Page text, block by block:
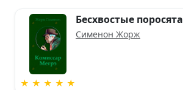
★ ★ ★ ★ ★
Бесхвостые поросята
Сименон Жорж